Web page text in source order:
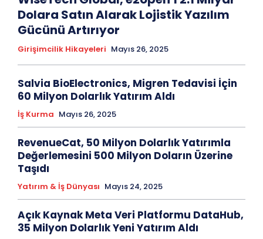
Dolara Satın Alarak Lojistik Yazılım
Gücünü Artırıyor
Girişimcilik Hikayeleri Mayıs 26, 2025
Salvia BioElectronics, Migren Tedavisi İçin
60 Milyon Dolarlık Yatırım Aldı
İş Kurma Mayıs 26, 2025
RevenueCat, 50 Milyon Dolarlık Yatırımla
Değerlemesini 500 Milyon Doların Üzerine
Taşıdı
Yatırım & İş Dünyası Mayıs 24, 2025
Açık Kaynak Meta Veri Platformu DataHub,
35 Milyon Dolarlık Yeni Yatırım Aldı